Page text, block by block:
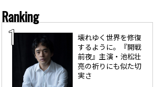
Ranking
壊れゆく世界を修復
するように。『開戦
前夜』主演・池松壮
亮の祈りにも似た切
実さ